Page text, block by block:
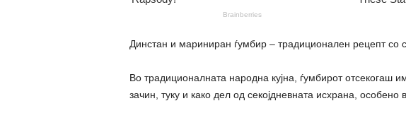
Динстан и мариниран ѓумбир – традиционален рецепт со
Во традиционалната народна кујна, ѓумбирот отсекогаш
зачин, туку и како дел од секојдневната исхрана, особено